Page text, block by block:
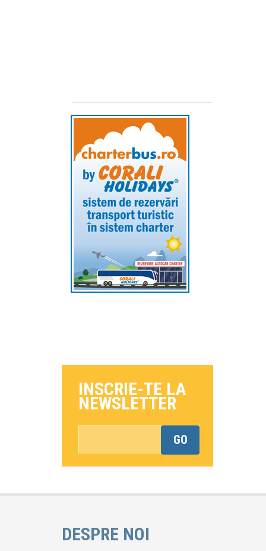
INSCRIE-TE LA
NEWSLETTER
*This is not a valid email address.
GO
DESPRE NOI